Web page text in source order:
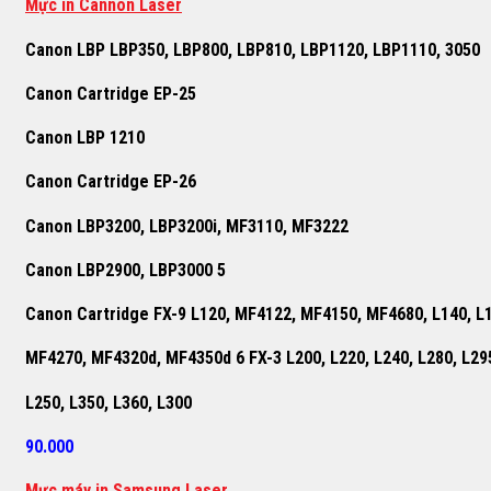
Mực in Cannon Laser
Canon LBP LBP350, LBP800, LBP810, LBP1120, LBP1110, 3050
Canon Cartridge EP-25
Canon LBP 1210
Canon Cartridge EP-26
Canon LBP3200, LBP3200i, MF3110, MF3222
Canon LBP2900, LBP3000 5
Canon Cartridge FX-9 L120, MF4122, MF4150, MF4680, L140,
MF4270, MF4320d, MF4350d 6 FX-3 L200, L220, L240, L280,
L250, L350, L360, L300
90.000